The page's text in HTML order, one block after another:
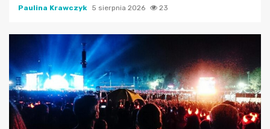
Paulina Krawczyk 5 sierpnia 2026 23